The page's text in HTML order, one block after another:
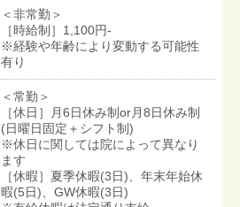
＜非常勤＞
［時給制］1,100円-
※経験や年齢により変動する可能性
有り
＜常勤＞
［休日］月6日休み制or月8日休み制
(日曜日固定＋シフト制)
※休日に関しては院によって異なり
ます
［休暇］夏季休暇(3日)、年末年始休
暇(5日)、GW休暇(3日)